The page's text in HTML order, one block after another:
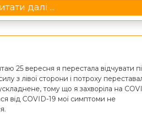
далі ...
25 вересня я перестала відчувати
з лівої сторони і потроху
тому що я захворіла на
від COVID-19 мої симптоми не